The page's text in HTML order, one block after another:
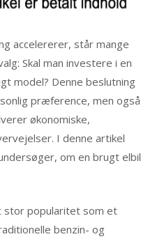
accelererer, står mange
Skal man investere i en
model? Denne beslutning
præference, men også
økonomiske,
I denne artikel
om en brugt elbil
stor popularitet som et
benzin- og